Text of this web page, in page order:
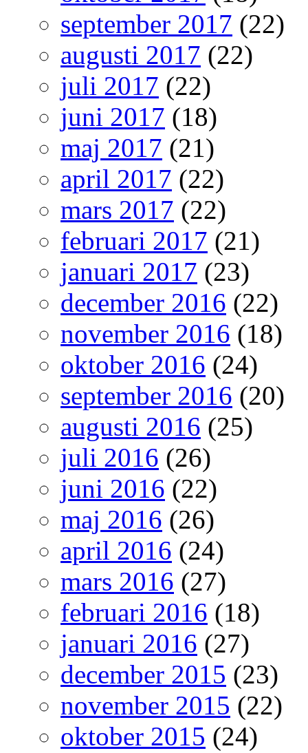
september 2017 (22)
augusti 2017 (22)
juli 2017 (22)
juni 2017 (18)
maj 2017 (21)
april 2017 (22)
mars 2017 (22)
februari 2017 (21)
januari 2017 (23)
december 2016 (22)
november 2016 (18)
oktober 2016 (24)
september 2016 (20)
augusti 2016 (25)
juli 2016 (26)
juni 2016 (22)
maj 2016 (26)
april 2016 (24)
mars 2016 (27)
februari 2016 (18)
januari 2016 (27)
december 2015 (23)
november 2015 (22)
oktober 2015 (24)